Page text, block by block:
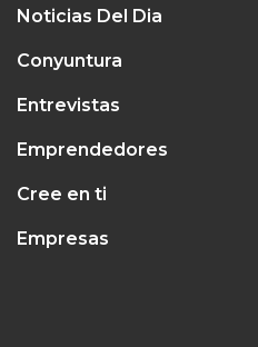
Noticias Del Dia
Conyuntura
Entrevistas
Emprendedores
Cree en ti
Empresas